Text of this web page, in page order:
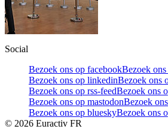
Social
Bezoek ons op facebookBezoek
Bezoek ons op linkedinBezoek ons
Bezoek ons op rss-feedBezoek ons
Bezoek ons op mastodonBezoek
Bezoek ons op blueskyBezoek ons
© 2026 Euractiv FR